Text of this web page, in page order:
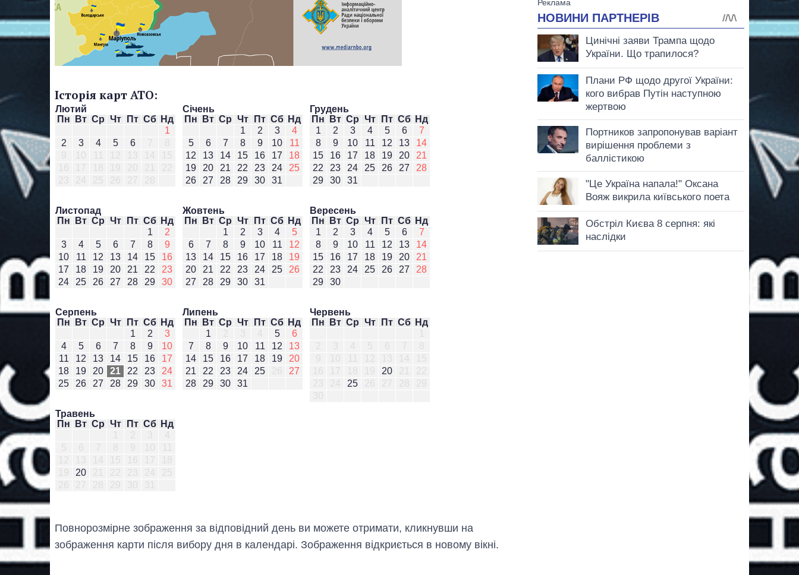
Історія карт АТО:
Лютий
Пн
Вт Ср Чт Пт Сб Нд
1
2
3 4 5 6
Січень
Пн
Вт Ср Чт Пт Сб Нд
1
2 3
4
5
6 7 8 9 10
11
12
13 14 15 16 17
18
19
20 21 22 23 24
25
26
27 28 29 30 31
Грудень
Пн
Вт Ср Чт Пт Сб Нд
1
2 3 4 5 6
7
8
9 10 11 12 13
14
15
16 17 18 19 20
21
22
23 24 25 26 27
28
29
30 31
Листопад
Пн
Вт Ср Чт Пт Сб Нд
1
2
3
4 5 6 7 8
9
10
11 12 13 14 15
16
17
18 19 20 21 22
23
24
25 26 27 28 29 30
Жовтень
Пн
Вт Ср Чт Пт Сб Нд
1
2 3 4
5
6
7 8 9 10 11
12
13
14 15 16 17 18
19
20
21 22 23 24 25
26
27
28 29 30 31
Вересень
Пн
Вт Ср Чт Пт Сб Нд
1
2 3 4 5 6
7
8
9 10 11 12 13
14
15
16 17 18 19 20
21
22
23 24 25 26 27
28
29
30
Серпень
Пн
Вт Ср Чт Пт Сб Нд
1
2
3
4
5 6 7 8 9
10
11
12 13 14 15 16
17
18
19 20 21 22 23
24
25
26 27 28 29 30 31
Липень
Пн
Вт Ср Чт Пт Сб Нд
1
5
6
7
8 9 10 11 12
13
14
15 16 17 18 19
20
21
22 23 24 25
27
28
29 30 31
Червень
Пн
Вт Ср Чт Пт Сб Нд
20
25
Травень
Пн
Вт Ср Чт Пт Сб Нд
20
Повнорозмірне зображення за відповідний день ви можете отримати, кликнувши на
зображення карти після вибору дня в календарі. Зображення відкриється в новому вікні.